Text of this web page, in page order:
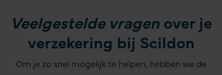
Veelgestelde vragen over je
verzekering bij Scildon
Om je zo snel mogelijk te helpen, hebben we de